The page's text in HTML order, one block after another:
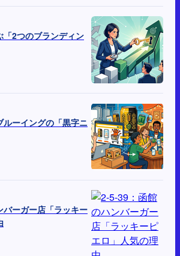
2つのブランディン
ーイングの「黒字ニ
ーガー店「ラッキー